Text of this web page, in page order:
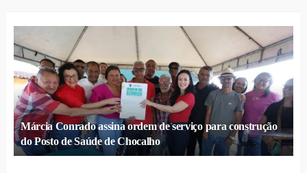
Márcia Conrado assina ordem de serviço para construção
do Posto de Saúde de Chocalho